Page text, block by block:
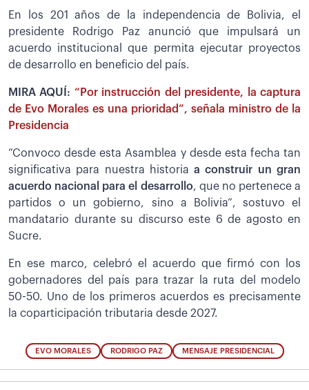
En los 201 años de la independencia de Bolivia, el
presidente Rodrigo Paz anunció que impulsará un
acuerdo institucional que permita ejecutar proyectos
de desarrollo en beneficio del país.
MIRA AQUÍ: “Por instrucción del presidente, la captura
de Evo Morales es una prioridad”, señala ministro de la
Presidencia
”Convoco desde esta Asamblea y desde esta fecha tan
significativa para nuestra historiaa construir un gran
acuerdo nacional para el desarrollo, que no pertenece a
partidos o un gobierno, sino a Bolivia”, sostuvo el
mandatario durante su discurso este 6 de agosto en
Sucre.
En ese marco, celebró el acuerdo que firmó con los
gobernadores del país para trazar la ruta del modelo
50-50. Uno de los primeros acuerdos es precisamente
la coparticipación tributaria desde 2027.
EVO MORALES RODRIGO PAZ MENSAJE PRESIDENCIAL